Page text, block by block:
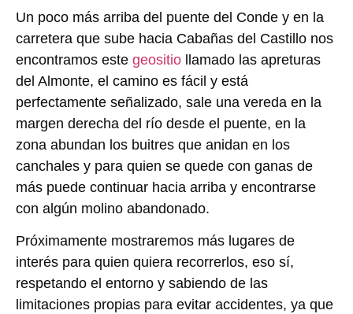
Un poco más arriba del puente del Conde y en la
carretera que sube hacia Cabañas del Castillo nos
encontramos este geositio llamado las apreturas
del Almonte, el camino es fácil y está
perfectamente señalizado, sale una vereda en la
margen derecha del río desde el puente, en la
zona abundan los buitres que anidan en los
canchales y para quien se quede con ganas de
más puede continuar hacia arriba y encontrarse
con algún molino abandonado.
Próximamente mostraremos más lugares de
interés para quien quiera recorrerlos, eso sí,
respetando el entorno y sabiendo de las
limitaciones propias para evitar accidentes, ya que